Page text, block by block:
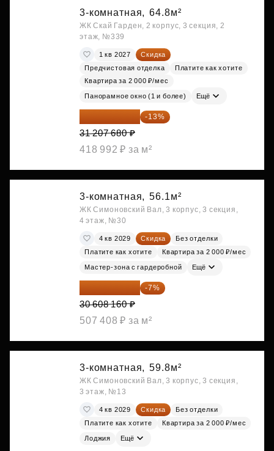
3-комнатная, 64.8м²
ЖК Скай Гарден, 2 корпус, 3 секция, 2
этаж, №339
1 кв 2027
Скидка
Предчистовая отделка
Платите как хотите
Квартира за 2 000 ₽/мес
Панорамное окно (1 и более) Ещё
27 150 682 ₽ -13%
31 207 680 ₽
418 992 ₽ за м²
3-комнатная, 56.1м²
ЖК Симоновский Вал, 3 корпус, 3 секция,
4 этаж, №30
4 кв 2029 Скидка
Без отделки
Платите как хотите
Квартира за 2 000 ₽/мес
Мастер-зона с гардеробной Ещё
28 465 589 ₽ -7%
30 608 160 ₽
507 408 ₽ за м²
3-комнатная, 59.8м²
ЖК Симоновский Вал, 3 корпус, 3 секция,
3 этаж, №13
4 кв 2029 Скидка
Без отделки
Платите как хотите
Квартира за 2 000 ₽/мес
Лоджия Ещё